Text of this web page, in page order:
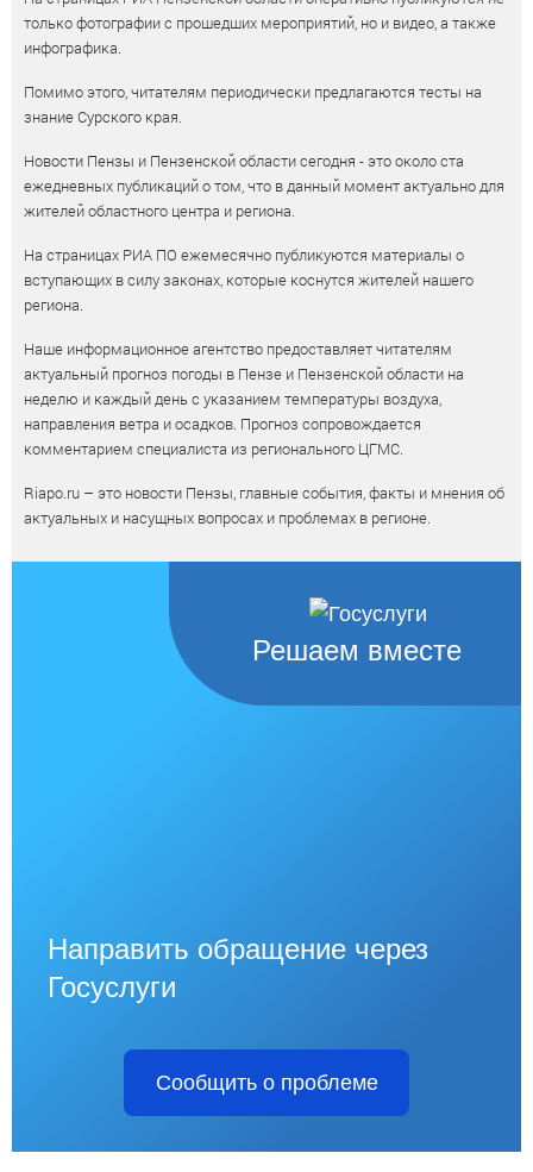
только фотографии с прошедших мероприятий, но и видео, а также
инфографика.
Помимо этого, читателям периодически предлагаются тесты на
знание Сурского края.
Новости Пензы и Пензенской области сегодня - это около ста
ежедневных публикаций о том, что в данный момент актуально для
жителей областного центра и региона.
На страницах РИА ПО ежемесячно публикуются материалы о
вступающих в силу законах, которые коснутся жителей нашего
региона.
Наше информационное агентство предоставляет читателям
актуальный прогноз погоды в Пензе и Пензенской области на
неделю и каждый день с указанием температуры воздуха,
направления ветра и осадков. Прогноз сопровождается
комментарием специалиста из регионального ЦГМС.
Riapo.ru – это новости Пензы, главные события, факты и мнения об
актуальных и насущных вопросах и проблемах в регионе.
Решаем вместе
Направить обращение через
Госуслуги
Сообщить о проблеме